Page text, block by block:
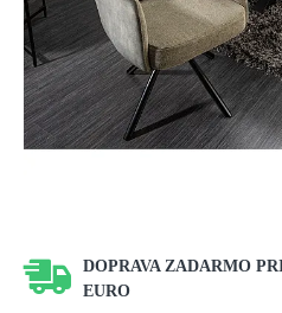
DOPRAVA ZADARMO
EURO